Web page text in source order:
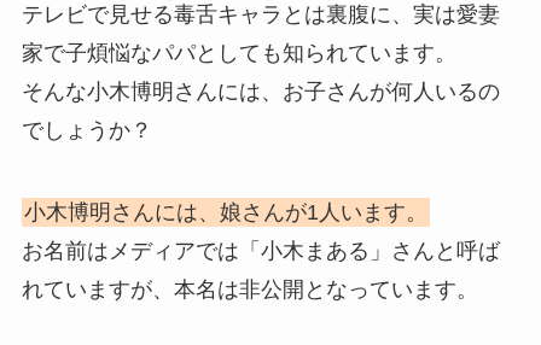
テレビで見せる毒舌キャラとは裏腹に、実は愛妻
家で子煩悩なパパとしても知られています。
そんな小木博明さんには、お子さんが何人いるの
でしょうか？
小木博明さんには、娘さんが1人います。
お名前はメディアでは「小木まある」さんと呼ば
れていますが、本名は非公開となっています。